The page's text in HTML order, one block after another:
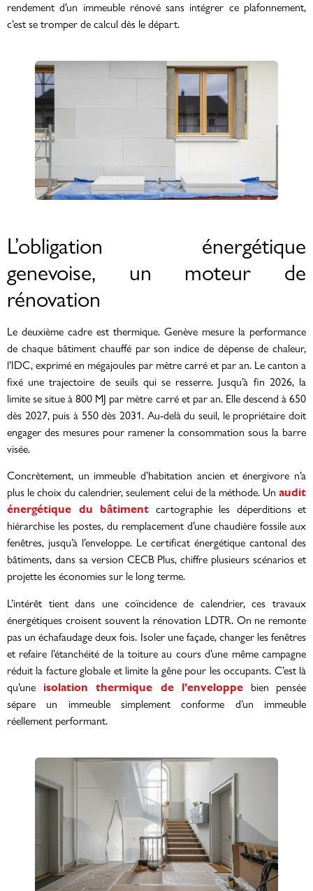
rendement d’un immeuble rénové sans intégrer ce plafonnement,
c’est se tromper de calcul dès le départ.
L’obligation énergétique
genevoise, un moteur de
rénovation
Le deuxième cadre est thermique. Genève mesure la performance
de chaque bâtiment chauffé par son indice de dépense de chaleur,
l’IDC, exprimé en mégajoules par mètre carré et par an. Le canton a
fixé une trajectoire de seuils qui se resserre. Jusqu’à fin 2026, la
limite se situe à 800 MJ par mètre carré et par an. Elle descend à 650
dès 2027, puis à 550 dès 2031. Au-delà du seuil, le propriétaire doit
engager des mesures pour ramener la consommation sous la barre
visée.
Concrètement, un immeuble d’habitation ancien et énergivore n’a
plus le choix du calendrier, seulement celui de la méthode. Un audit
énergétique du bâtiment cartographie les déperditions et
hiérarchise les postes, du remplacement d’une chaudière fossile aux
fenêtres, jusqu’à l’enveloppe. Le certificat énergétique cantonal des
bâtiments, dans sa version CECB Plus, chiffre plusieurs scénarios et
projette les économies sur le long terme.
L’intérêt tient dans une coïncidence de calendrier, ces travaux
énergétiques croisent souvent la rénovation LDTR. On ne remonte
pas un échafaudage deux fois. Isoler une façade, changer les fenêtres
et refaire l’étanchéité de la toiture au cours d’une même campagne
réduit la facture globale et limite la gêne pour les occupants. C’est là
qu’une isolation thermique de l’enveloppe bien pensée
sépare un immeuble simplement conforme d’un immeuble
réellement performant.